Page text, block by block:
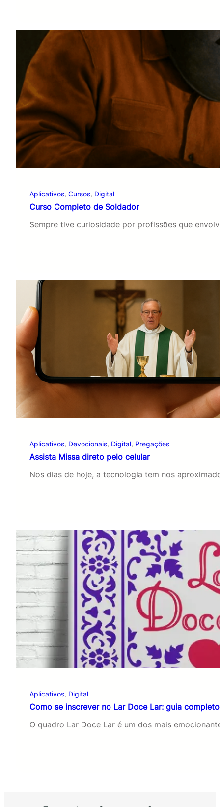
Aplicativos, Cursos, Digital
Curso Completo de Soldador
Sempre tive curiosidade por profissões que
Aplicativos, Devocionais, Digital, Pregações
Assista Missa direto pelo celular
Nos dias de hoje, a tecnologia tem nos
Aplicativos, Digital
Como se inscrever no Lar Doce Lar: guia
O quadro Lar Doce Lar é um dos mais